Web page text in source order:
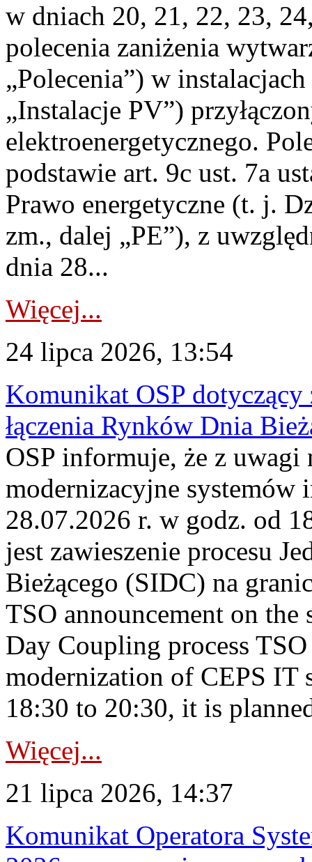
w dniach 20, 21, 22, 23,
polecenia zaniżenia
„Polecenia”) w
„Instalacje PV”)
elektroenergetycznego.
podstawie art. 9c ust. 7a
Prawo energetyczne (t. j.
zm., dalej „PE”), z
dnia 28...
Więcej...
24 lipca 2026, 13:54
Komunikat OSP dotyczący
łączenia Rynków Dnia
OSP informuje, że z uwagi
modernizacyjne
28.07.2026 r. w godz. od
jest zawieszenie procesu
Bieżącego (SIDC) na
TSO announcement on
Day Coupling process
modernization of CEPS IT
18:30 to 20:30, it is
Więcej...
21 lipca 2026, 14:37
Komunikat Operatora